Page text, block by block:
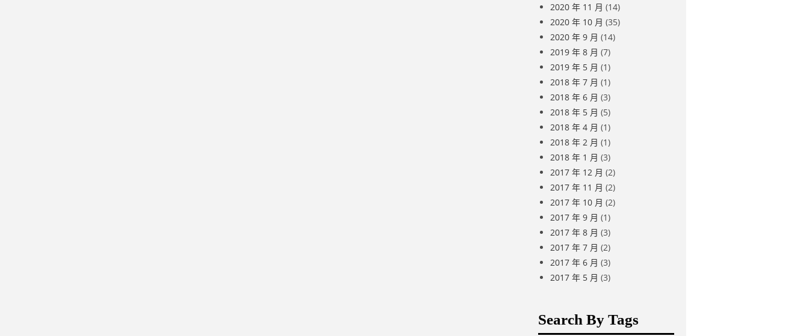
2020 年 11 月 (14)
2020 年 10 月 (35)
2020 年 9 月 (14)
2019 年 8 月 (7)
2019 年 5 月 (1)
2018 年 7 月 (1)
2018 年 6 月 (3)
2018 年 5 月 (5)
2018 年 4 月 (1)
2018 年 2 月 (1)
2018 年 1 月 (3)
2017 年 12 月 (2)
2017 年 11 月 (2)
2017 年 10 月 (2)
2017 年 9 月 (1)
2017 年 8 月 (3)
2017 年 7 月 (2)
2017 年 6 月 (3)
2017 年 5 月 (3)
Search By Tags